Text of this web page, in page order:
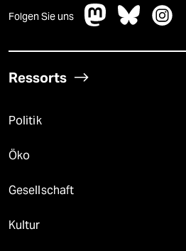
Folgen Sie uns
Ressorts
Politik
Öko
Gesellschaft
Kultur